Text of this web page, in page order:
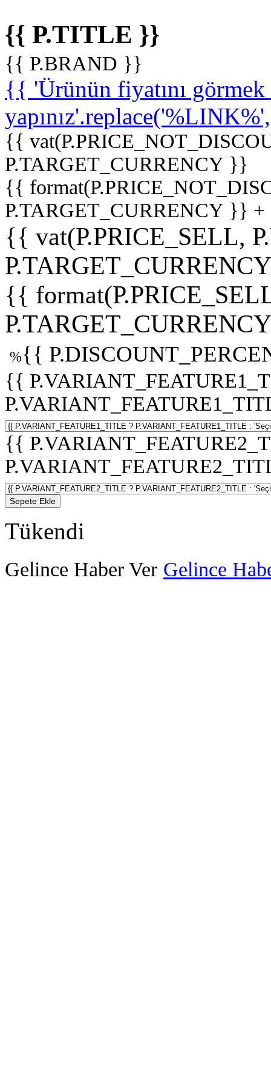
{{ P.TITLE }}
{{ P.BRAND }}
{{ 'Ürünün fiyatını
{{
P.TARGET_CURRENCY }}
{{
P.TARGET_CURRENCY }}
{{ vat(P.PRICE_SELL,
{{
%{{
{{
{{
Sepete Ekle
Tükendi
Gelince Haber Ver Gelince